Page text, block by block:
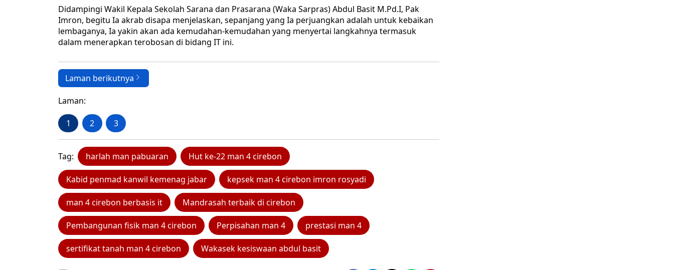
Didampingi Wakil Kepala Sekolah Sarana dan Prasarana (Waka Sarpras) Abdul Basit M.Pd.I, Pak
Imron, begitu Ia akrab disapa menjelaskan, sepanjang yang Ia perjuangkan adalah untuk kebaikan
lembaganya, Ia yakin akan ada kemudahan-kemudahan yang menyertai langkahnya termasuk
dalam menerapkan terobosan di bidang IT ini.
Laman berikutnya
Laman:
1 2 3
Tag: harlah man pabuaran Hut ke-22 man 4 cirebon
Kabid penmad kanwil kemenag jabar kepsek man 4 cirebon imron rosyadi
man 4 cirebon berbasis it Mandrasah terbaik di cirebon
Pembangunan fisik man 4 cirebon Perpisahan man 4 prestasi man 4
sertifikat tanah man 4 cirebon Wakasek kesiswaan abdul basit